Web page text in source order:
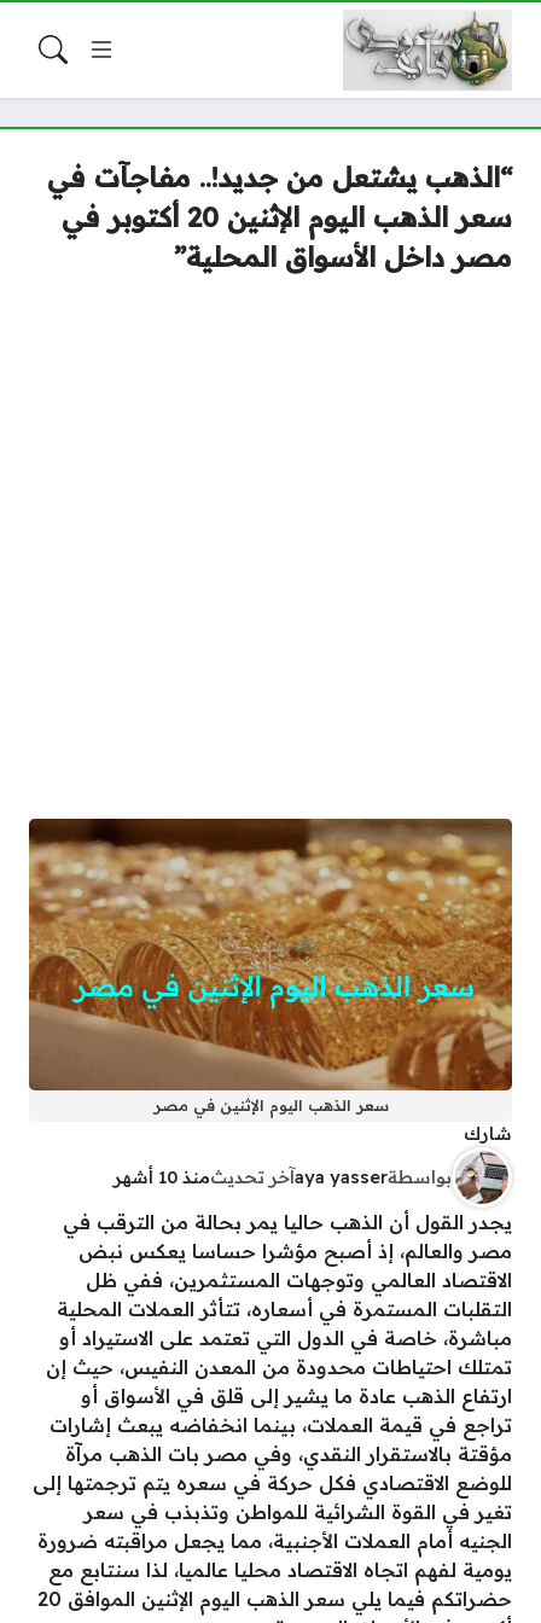
“الذهب يشتعل من جديد!.. مفاجآت في
سعر الذهب اليوم الإثنين 20 أكتوبر في
مصر داخل الأسواق المحلية”
سعر الذهب اليوم الإثنين في مصر
شارك
بواسطةaya yasserآخر تحديثمنذ 10 أشهر
يجدر القول أن الذهب حاليا يمر بحالة من الترقب في
مصر والعالم، إذ أصبح مؤشرا حساسا يعكس نبض
الاقتصاد العالمي وتوجهات المستثمرين، ففي ظل
التقلبات المستمرة في أسعاره، تتأثر العملات المحلية
مباشرة، خاصة في الدول التي تعتمد على الاستيراد أو
تمتلك احتياطات محدودة من المعدن النفيس، حيث إن
ارتفاع الذهب عادة ما يشير إلى قلق في الأسواق أو
تراجع في قيمة العملات، بينما انخفاضه يبعث إشارات
مؤقتة بالاستقرار النقدي، وفي مصر بات الذهب مرآة
للوضع الاقتصادي فكل حركة في سعره يتم ترجمتها إلى
تغير في القوة الشرائية للمواطن وتذبذب في سعر
الجنيه أمام العملات الأجنبية، مما يجعل مراقبته ضرورة
يومية لفهم اتجاه الاقتصاد محليا عالميا، لذا سنتابع مع
حضراتكم فيما يلي سعر الذهب اليوم الإثنين الموافق 20